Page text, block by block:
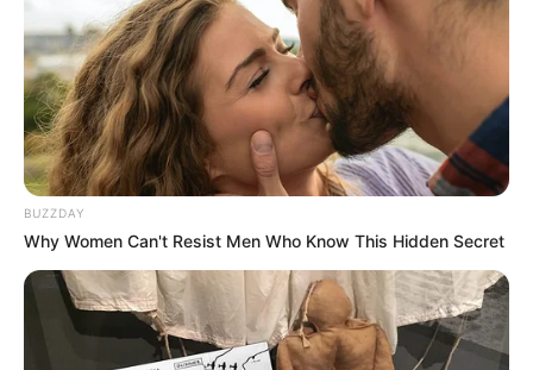
BUZZDAY
Why Women Can't Resist Men Who Know This Hidden Secret